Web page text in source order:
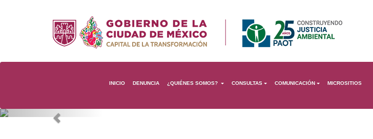
INICIO DENUNCIA ¿QUIÉNES SOMOS? CONSULTAS COMUNICACIÓN MICROSITIOS
Previous